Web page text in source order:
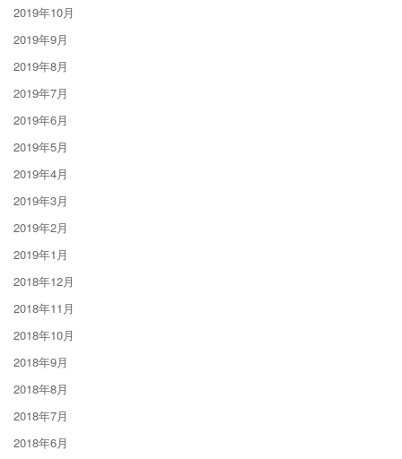
2019年10月
2019年9月
2019年8月
2019年7月
2019年6月
2019年5月
2019年4月
2019年3月
2019年2月
2019年1月
2018年12月
2018年11月
2018年10月
2018年9月
2018年8月
2018年7月
2018年6月